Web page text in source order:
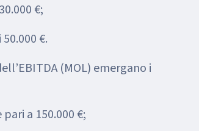
€;
€.
(MOL) emergano i
a 150.000 €;